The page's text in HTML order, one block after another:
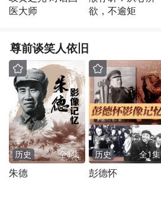
医大师
欲，不逾矩
尊前谈笑人依旧
历史 全1集
朱德
历史 全1集
彭德怀